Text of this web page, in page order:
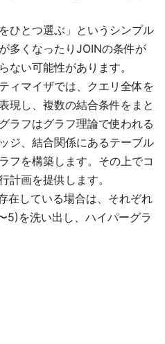
ひとつ選ぶ」というシンプル
多くなったりJOINの条件が
ない可能性があります。
ィマイザでは、クエリ全体を
現し、複数の結合条件をまと
ラフはグラフ理論で使われる
ジ、結合関係にあるテーブル
フを構築します。その上でコ
計画を提供します。
在している場合は、それぞれ
5)を洗い出し、ハイパーグラ